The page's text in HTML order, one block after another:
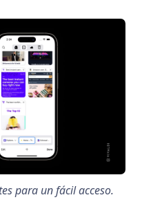
para un fácil acceso.